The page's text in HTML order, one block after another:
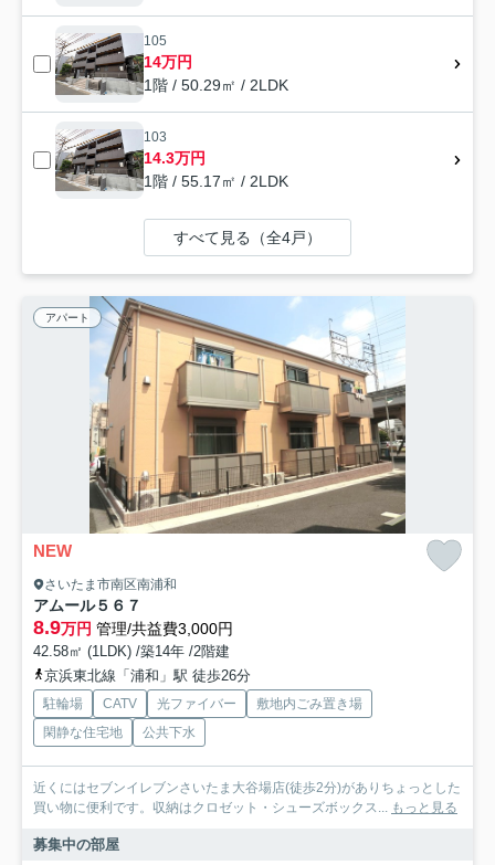
105
14万円
1階 / 50.29㎡ / 2LDK
103
14.3万円
1階 / 55.17㎡ / 2LDK
すべて見る（全4戸）
アパート
NEW
さいたま市南区南浦和
アムール５６７
8.9万円 管理/共益費3,000円
42.58㎡ (1LDK) /築14年 /2階建
京浜東北線「浦和」駅 徒歩26分
駐輪場 CATV 光ファイバー
敷地内ごみ置き場
閑静な住宅地
公共下水
近くにはセブンイレブンさいたま大谷場店(徒歩2分)がありちょっとした
買い物に便利です。収納はクロゼット・シューズボックス... もっと見る
募集中の部屋